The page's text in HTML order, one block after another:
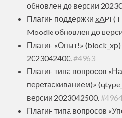
обновлен до версии
Плагин поддержки xAPI
Moodle обновлен до
Плагин «Опыт!»
2023042400. #4963
Плагин типа вопросов
перетаскиванием)»
версии 2023042500. #4964
Плагин типа вопросов